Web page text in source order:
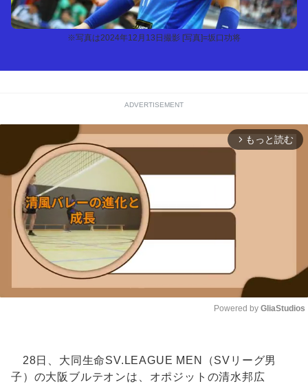
※写真は2024年12月13日撮影 [写真]=坂口功将
ADVERTISEMENT
arrow_forward_ios もっと読む
Powered by GliaStudios
28日、大同生命SV.LEAGUE MEN（SVリーグ男
子）の大阪ブルテオンは、オポジットの清水邦広